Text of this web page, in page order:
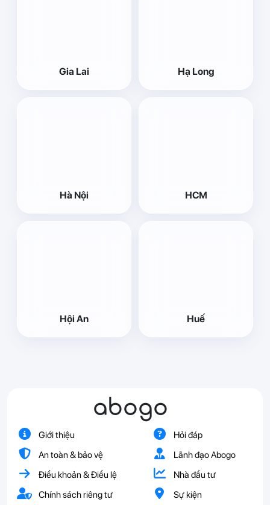
Gia Lai Hạ Long
Hà Nội HCM
Hội An Huế
abogo
Giới thiệu
An toàn & bảo vệ
Điều khoản & Điều lệ
Chính sách riêng tư
Hỏi đáp
Lãnh đạo Abogo
Nhà đầu tư
Sự kiện